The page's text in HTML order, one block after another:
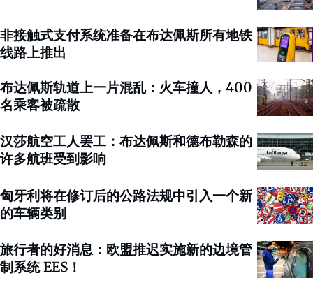
非接触式支付系统准备在布达佩斯所有地铁
线路上推出
布达佩斯轨道上一片混乱：火车撞人，400
名乘客被疏散
汉莎航空工人罢工：布达佩斯和德布勒森的
许多航班受到影响
匈牙利将在修订后的公路法规中引入一个新
的车辆类别
旅行者的好消息：欧盟推迟实施新的边境管
制系统 EES！